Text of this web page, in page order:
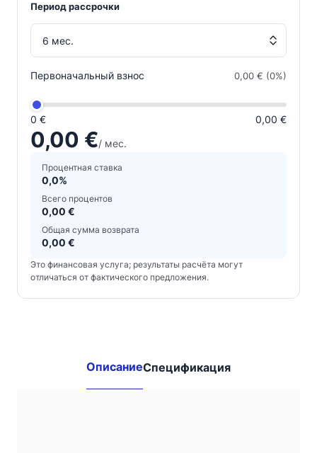
Период рассрочки
Первоначальный взнос 0,00 € (0%)
0 € 0,00 €
0,00 €/ мес.
Процентная ставка
0,0%
Всего процентов
0,00 €
Общая сумма возврата
0,00 €
Это финансовая услуга; результаты расчёта могут
отличаться от фактического предложения.
комбинации:ОписаниеСпецификация